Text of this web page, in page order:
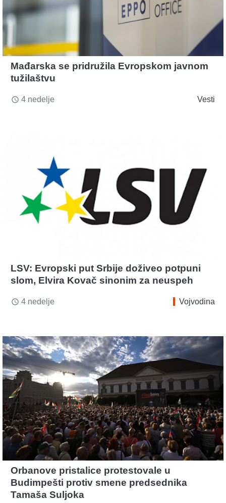
Mađarska se pridružila Evropskom javnom
tužilaštvu
access_time 4 nedelje Vesti
LSV: Evropski put Srbije doživeo potpuni
slom, Elvira Kovač sinonim za neuspeh
access_time 4 nedelje Vojvodina
Orbanove pristalice protestovale u
Budimpešti protiv smene predsednika
Tamaša Suljoka